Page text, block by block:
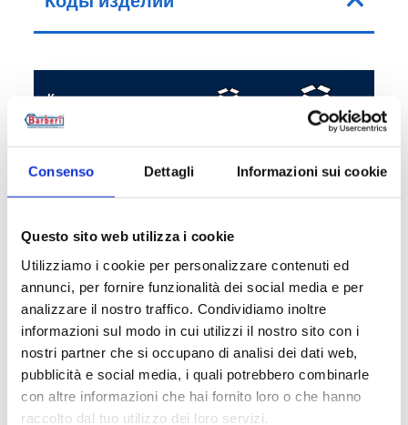
Consenso Dettagli Informazioni sui cookie
Questo sito web utilizza i cookie
Utilizziamo i cookie per personalizzare contenuti ed
annunci, per fornire funzionalità dei social media e per
analizzare il nostro traffico. Condividiamo inoltre
informazioni sul modo in cui utilizzi il nostro sito con i
nostri partner che si occupano di analisi dei dati web,
pubblicità e social media, i quali potrebbero combinarle
con altre informazioni che hai fornito loro o che hanno
raccolto dal tuo utilizzo dei loro servizi.
Код артикула
B5FK15CL0 1 10
B5FK15BM0 1
Описание
Документация